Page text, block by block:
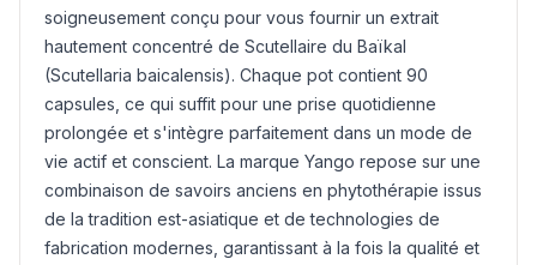
soigneusement conçu pour vous fournir un extrait
hautement concentré de Scutellaire du Baïkal
(Scutellaria baicalensis). Chaque pot contient 90
capsules, ce qui suffit pour une prise quotidienne
prolongée et s'intègre parfaitement dans un mode de
vie actif et conscient. La marque Yango repose sur une
combinaison de savoirs anciens en phytothérapie issus
de la tradition est-asiatique et de technologies de
fabrication modernes, garantissant à la fois la qualité et